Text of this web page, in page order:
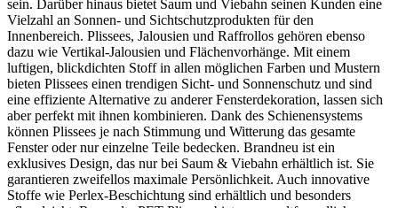
sein. Darüber hinaus bietet Saum und Viebahn seinen Kunden eine
Vielzahl an Sonnen- und Sichtschutzprodukten für den
Innenbereich. Plissees, Jalousien und Raffrollos gehören ebenso
dazu wie Vertikal-Jalousien und Flächenvorhänge. Mit einem
luftigen, blickdichten Stoff in allen möglichen Farben und Mustern
bieten Plissees einen trendigen Sicht- und Sonnenschutz und sind
eine effiziente Alternative zu anderer Fensterdekoration, lassen sich
aber perfekt mit ihnen kombinieren. Dank des Schienensystems
können Plissees je nach Stimmung und Witterung das gesamte
Fenster oder nur einzelne Teile bedecken. Brandneu ist ein
exklusives Design, das nur bei Saum & Viebahn erhältlich ist. Sie
garantieren zweifellos maximale Persönlichkeit. Auch innovative
Stoffe wie Perlex-Beschichtung sind erhältlich und besonders